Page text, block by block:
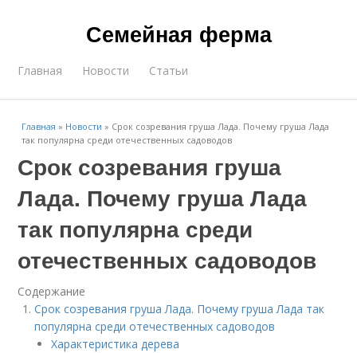
Семейная ферма
Главная Новости Статьи
Главная » Новости » Срок созревания груша Лада. Почему груша Лада
так популярна среди отечественных садоводов
Срок созревания груша
Лада. Почему груша Лада
так популярна среди
отечественных садоводов
Содержание
Срок созревания груша Лада. Почему груша Лада так
популярна среди отечественных садоводов
Характеристика дерева